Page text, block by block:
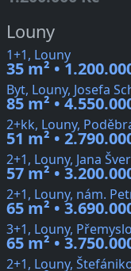
Louny
1+1, Louny
35 m² •
Byt, Louny, Josefa
85 m² •
2+kk, Louny,
51 m² •
2+1, Louny, Jana
57 m² •
2+1, Louny, nám.
65 m² •
3+1, Louny,
65 m² •
2+1, Louny,